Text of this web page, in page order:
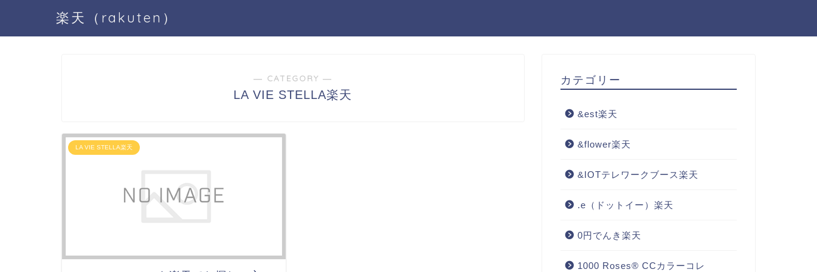
楽天（rakuten）
― CATEGORY ―
LA VIE STELLA楽天
LA VIE STELLA楽天
カテゴリー
&est楽天
&flower楽天
&IOTテレワークブース楽天
.e（ドットイー）楽天
0円でんき楽天
1000 Roses® CCカラーコレ